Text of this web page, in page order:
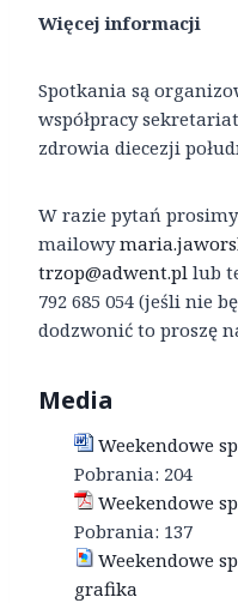
Więcej informacji
Spotkania są
współpracy
zdrowia diecezji
W razie pytań
mailowy
trzop@adwent.pl lub
792 685 054 (jeśli nie
dodzwonić to proszę
Media
Weekendowe
Pobrania: 204
Weekendowe
Pobrania: 137
Weekendowe
grafika